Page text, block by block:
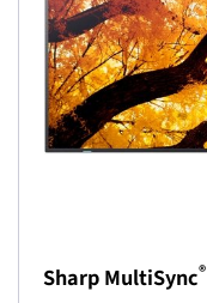
Sharp MultiSync®